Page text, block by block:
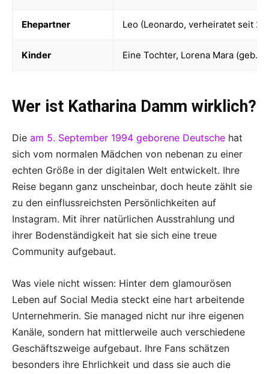
Ehepartner Leo (Leonardo, verheiratet seit
Kinder Eine Tochter, Lorena Mara (geb.
Wer ist Katharina Damm wirklich?
Die am 5. September 1994 geborene Deutsche hat
sich vom normalen Mädchen von nebenan zu einer
echten Größe in der digitalen Welt entwickelt. Ihre
Reise begann ganz unscheinbar, doch heute zählt sie
zu den einflussreichsten Persönlichkeiten auf
Instagram. Mit ihrer natürlichen Ausstrahlung und
ihrer Bodenständigkeit hat sie sich eine treue
Community aufgebaut.
Was viele nicht wissen: Hinter dem glamourösen
Leben auf Social Media steckt eine hart arbeitende
Unternehmerin. Sie managed nicht nur ihre eigenen
Kanäle, sondern hat mittlerweile auch verschiedene
Geschäftszweige aufgebaut. Ihre Fans schätzen
besonders ihre Ehrlichkeit und dass sie auch die